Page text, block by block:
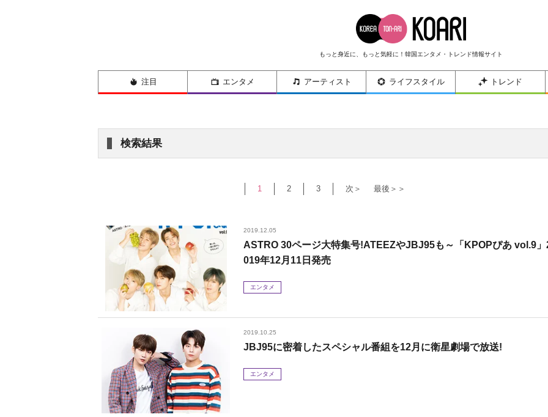
もっと身近に、もっと気軽に！韓国エンタメ・トレンド情報サイト
注目 エンタメ アーティスト ライフスタイル トレンド
検索結果
1 2 3 次＞ 最後＞＞
2019.12.05
ASTRO 30ページ大特集号!ATEEZやJBJ95も～「KPOPぴあ vol.9」
019年12月11日発売
エンタメ
2019.10.25
JBJ95に密着したスペシャル番組を12月に衛星劇場で放送!
エンタメ